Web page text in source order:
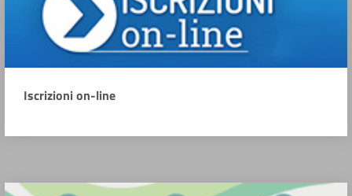
Iscrizioni on-line